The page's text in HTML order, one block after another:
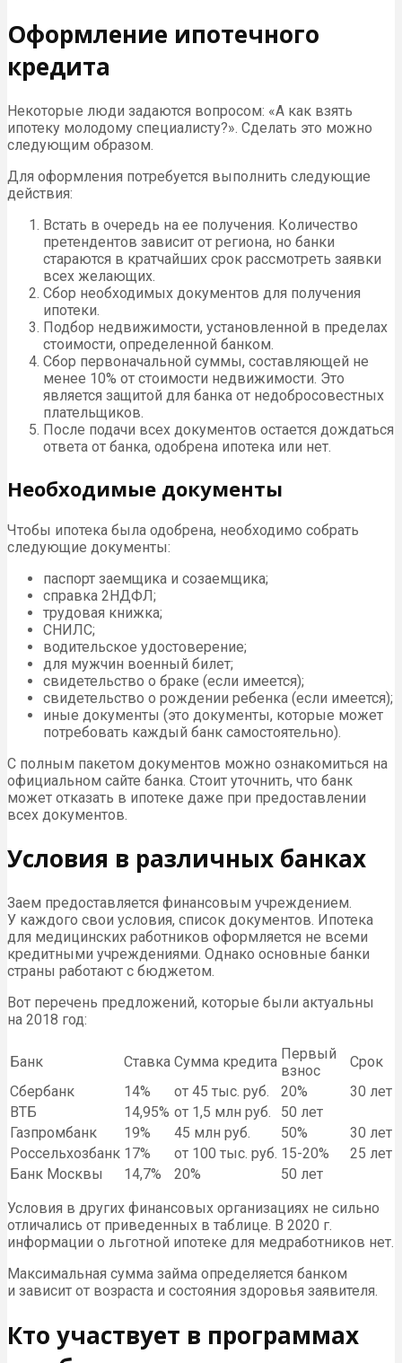
Оформление ипотечного
кредита
Некоторые люди задаются вопросом: «А как взять
ипотеку молодому специалисту?». Сделать это можно
следующим образом.
Для оформления потребуется выполнить следующие
действия:
Встать в очередь на ее получения. Количество
претендентов зависит от региона, но банки
стараются в кратчайших срок рассмотреть заявки
всех желающих.
Сбор необходимых документов для получения
ипотеки.
Подбор недвижимости, установленной в пределах
стоимости, определенной банком.
Сбор первоначальной суммы, составляющей не
менее 10% от стоимости недвижимости. Это
является защитой для банка от недобросовестных
плательщиков.
После подачи всех документов остается дождаться
ответа от банка, одобрена ипотека или нет.
Необходимые документы
Чтобы ипотека была одобрена, необходимо собрать
следующие документы:
паспорт заемщика и созаемщика;
справка 2НДФЛ;
трудовая книжка;
СНИЛС;
водительское удостоверение;
для мужчин военный билет;
свидетельство о браке (если имеется);
свидетельство о рождении ребенка (если имеется);
иные документы (это документы, которые может
потребовать каждый банк самостоятельно).
С полным пакетом документов можно ознакомиться на
официальном сайте банка. Стоит уточнить, что банк
может отказать в ипотеке даже при предоставлении
всех документов.
Условия в различных банках
Заем предоставляется финансовым учреждением.
У каждого свои условия, список документов. Ипотека
для медицинских работников оформляется не всеми
кредитными учреждениями. Однако основные банки
страны работают с бюджетом.
Вот перечень предложений, которые были актуальны
на 2018 год:
Банк Ставка Сумма кредита Первый
взнос
Срок
Сбербанк
14% от 45 тыс. руб. 20%
30 лет
ВТБ
14,95% от 1,5 млн руб.
50 лет
Газпромбанк
19% 45 млн руб. 50%
30 лет
Россельхозбанк 17% от 100 тыс. руб. 15-20%
25 лет
Банк Москвы
14,7% 20%
50 лет
Условия в других финансовых организациях не сильно
отличались от приведенных в таблице. В 2020 г.
информации о льготной ипотеке для медработников нет.
Максимальная сумма займа определяется банком
и зависит от возраста и состояния здоровья заявителя.
Кто участвует в программах